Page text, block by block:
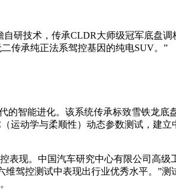
研技术，传承CLDR大师级冠军底盘调
传承纯正法系驾控基因的纯电SUV。”
的智能进化。该系统传承标致雪铁龙
运动学与柔顺性）动态参数测试，建
现。中国汽车研究中心有限公司高
驾控测试中表现出行业优秀水平。”